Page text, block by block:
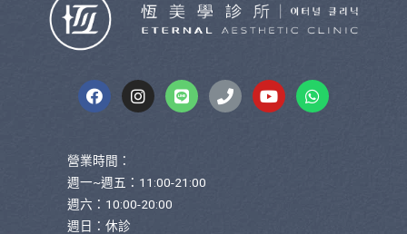
營業時間：
週一~週五：11:00-21:00
週六：10:00-20:00
週日：休診